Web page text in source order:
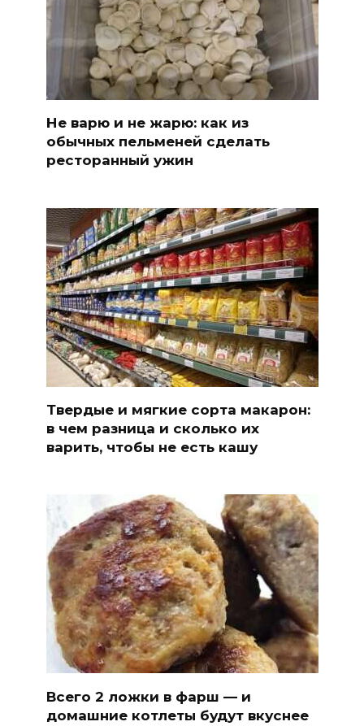
Не варю и не жарю: как из
обычных пельменей сделать
ресторанный ужин
Твердые и мягкие сорта макарон:
в чем разница и сколько их
варить, чтобы не есть кашу
Всего 2 ложки в фарш — и
домашние котлеты будут вкуснее